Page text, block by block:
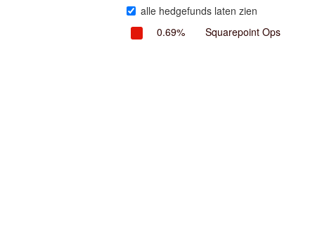
alle hedgefunds laten zien
0.69%
Squarepoint Ops